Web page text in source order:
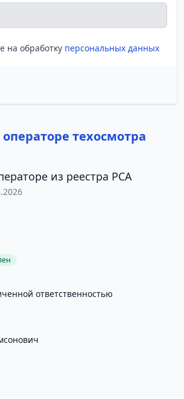
на обработку персональных данных
техосмотра
из реестра РСА
ответственностью